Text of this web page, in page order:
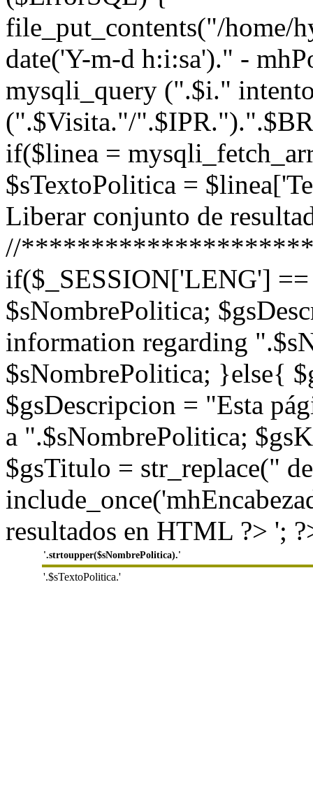
file_put_contents("/home/
date('Y-m-d h:i:sa')." -
mysqli_query (".$i."
(".$Visita."/
if($linea =
$sTextoPolitica =
Liberar conjunto de
//
if($_SESSION['LENG']
$sNombrePolitica;
information regarding
$sNombrePolitica; }else{
$gsDescripcion = "Esta
a ".$sNombrePolitica;
$gsTitulo = str_replace("
resultados en HTML ?> ';
'.strtoupper($sNombrePolitica).'
'.$sTextoPolitica.'